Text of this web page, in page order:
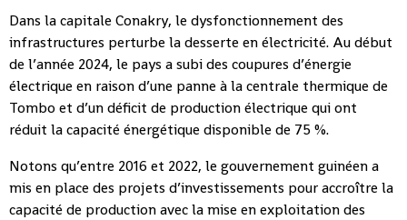
Dans la capitale Conakry, le dysfonctionnement des
infrastructures perturbe la desserte en électricité. Au début
de l’année 2024, le pays a subi des coupures d’énergie
électrique en raison d’une panne à la centrale thermique de
Tombo et d’un déficit de production électrique qui ont
réduit la capacité énergétique disponible de 75 %.
Notons qu’entre 2016 et 2022, le gouvernement guinéen a
mis en place des projets d’investissements pour accroître la
capacité de production avec la mise en exploitation des